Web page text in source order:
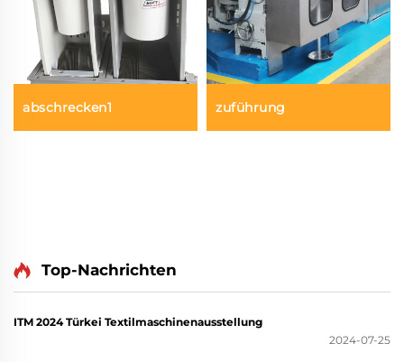
abschrecken1 zuführung
Top-Nachrichten
ITM 2024 Türkei Textilmaschinenausstellung
2024-07-25